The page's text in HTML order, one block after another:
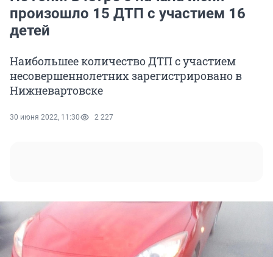
произошло 15 ДТП с участием 16
детей
Наибольшее количество ДТП с участием
несовершеннолетних зарегистрировано в
Нижневартовске
30 июня 2022, 11:30 2 227